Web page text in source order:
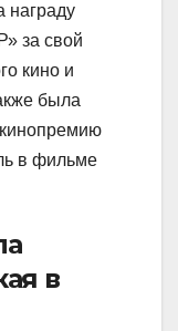
награду
за свой
кино и
была
в фильме
в